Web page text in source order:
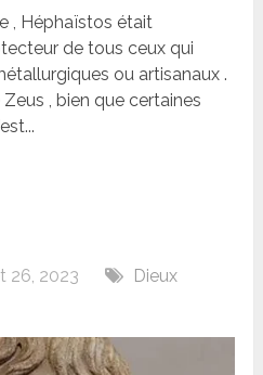
, Héphaïstos était
de tous ceux qui
ou artisanaux .
, bien que certaines
26, 2023
Dieux